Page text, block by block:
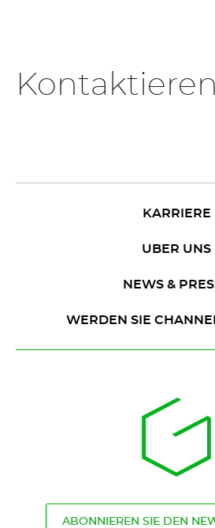
KARRIERE
UBER UNS
NEWS &
WERDEN SIE
ABONNIEREN SIE DEN